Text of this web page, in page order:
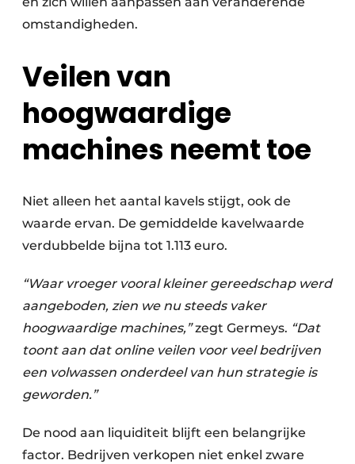
omstandigheden.
Veilen van
hoogwaardige
machines neemt toe
Niet alleen het aantal kavels stijgt, ook de
waarde ervan. De gemiddelde kavelwaarde
verdubbelde bijna tot 1.113 euro.
“Waar vroeger vooral kleiner gereedschap werd
aangeboden, zien we nu steeds vaker
hoogwaardige machines,”zegt Germeys. “Dat
toont aan dat online veilen voor veel bedrijven
een volwassen onderdeel van hun strategie is
geworden.”
De nood aan liquiditeit blijft een belangrijke
factor. Bedrijven verkopen niet enkel zware